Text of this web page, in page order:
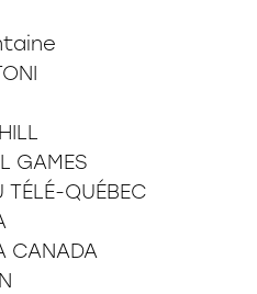
GAMES
TÉLÉ-QUÉBEC
CANADA